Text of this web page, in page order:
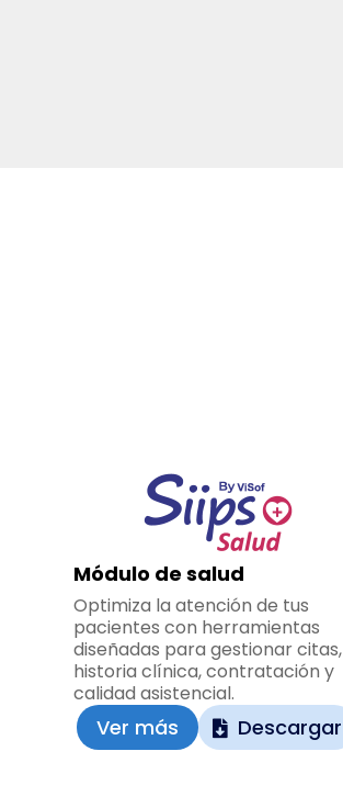
Módulo de salud
Optimiza la atención de tus
pacientes con herramientas
diseñadas para gestionar citas,
historia clínica, contratación y
calidad asistencial.
Ver más Descargar